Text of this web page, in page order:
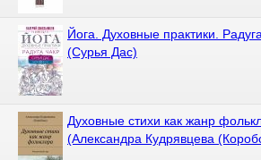
Йога. Духовные практики.
(Сурья Дас)
Духовные стихи как жанр
(Александра Кудрявцева